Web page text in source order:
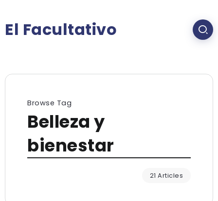
El Facultativo
Browse Tag
Belleza y
bienestar
21 Articles